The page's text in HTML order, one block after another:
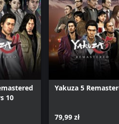
10
Yakuza 5
79,99 zł